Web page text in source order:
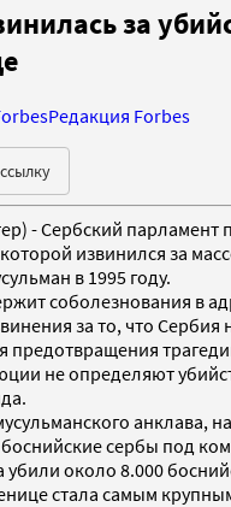
за
Редакция Forbes
- Сербский парламент
извинился за
в 1995 году.
соболезнования в
за то, что Сербия
предотвращения
не определяют
анклава,
сербы под
убили около 8.000
стала самым